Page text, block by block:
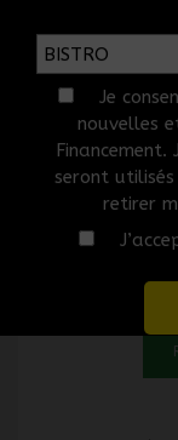
OPTIONS
GARANTIE
Ce
Laissez-
Je
nouvelles
Financement.
seront
retirer